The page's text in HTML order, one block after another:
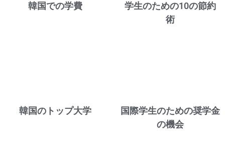
韓国での学費
学生のための10の節約
術
韓国のトップ大学
国際学生のための奨学金
の機会